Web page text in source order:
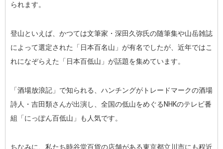
られます。
登山といえば、かつては文筆家・深田久弥氏の随筆集や山岳雑誌
によって選定された「日本百名山」が有名でしたが、近年ではこ
れになぞらえた「日本百低山」が話題を集めています。
「酒場放浪記」で知られる、ハンチングがトレードマークの酒場
詩人・吉田類さんが出演し、全国の低山をめぐるNHKのテレビ番
組「にっぽん百低山」も人気です。
ちなみに、私たち時谷堂百貨の店舗がある東京都立川市にも程近